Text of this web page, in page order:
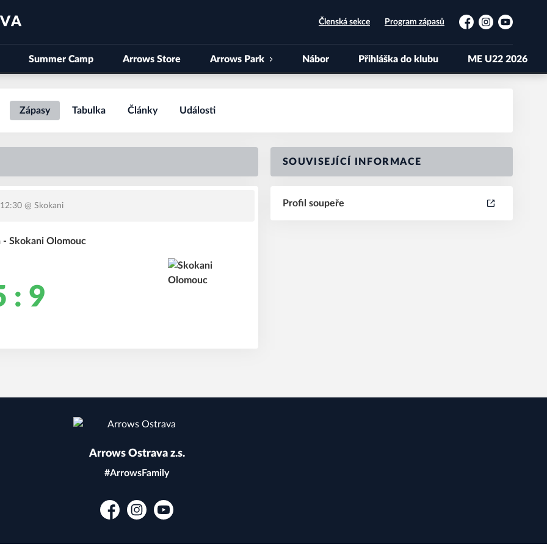
Členská sekce Program zápasů
FacebookInstagramYouTube
Summer Camp Arrows Store Arrows Park Nábor Přihláška do klubu ME U22 2026
Zápasy Tabulka Články Události
@ Skokani
Skokani Olomouc
: 9
SOUVISEJÍCÍ INFORMACE
Profil soupeře
Arrows Ostrava z.s.
#ArrowsFamily
FacebookInstagramYouTube